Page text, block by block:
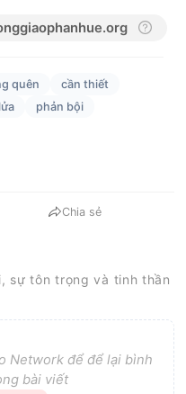
quên
cần thiết
phản bội
Chia sẻ
sự tôn trọng và tinh thần
Network để để lại bình
bài viết